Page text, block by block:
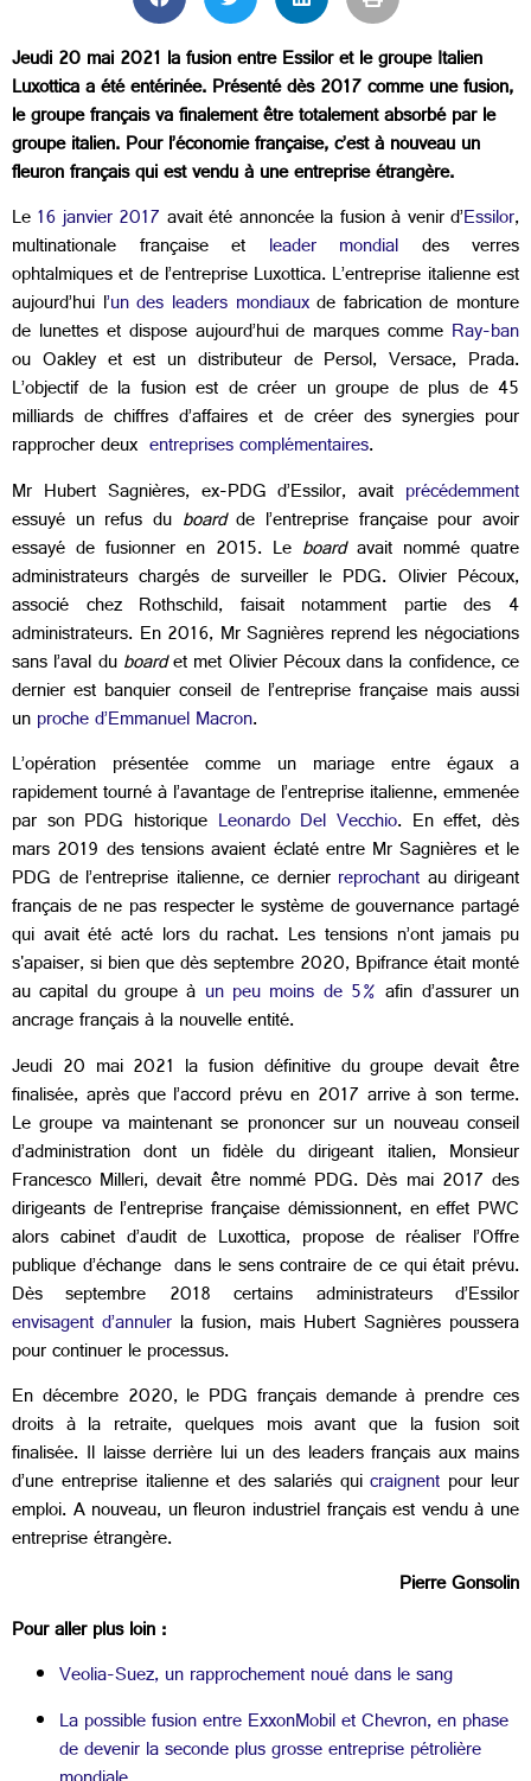
Jeudi 20 mai 2021 la fusion entre Essilor et le groupe Italien
Luxottica a été entérinée. Présenté dès 2017 comme une fusion,
le groupe français va finalement être totalement absorbé par le
groupe italien. Pour l’économie française, c’est à nouveau un
fleuron français qui est vendu à une entreprise étrangère.
Le16 janvier 2017 avait été annoncée la fusion à venir d’Essilor,
multinationale française et leader mondial des verres
ophtalmiques et de l’entreprise Luxottica. L’entreprise italienne est
aujourd’hui l’un des leaders mondiauxde fabrication de monture
de lunettes et dispose aujourd’hui de marques comme Ray-ban
ou Oakley et est un distributeur de Persol, Versace, Prada.
L’objectif de la fusion est de créer un groupe de plus de 45
milliards de chiffres d’affaires et de créer des synergies pour
rapprocher deux entreprises complémentaires.
Mr Hubert Sagnières, ex-PDG d’Essilor, avait précédemment
essuyé un refus du boardde l’entreprise française pour avoir
essayé de fusionner en 2015. Le boardavait nommé quatre
administrateurs chargés de surveiller le PDG. Olivier Pécoux,
associé chez Rothschild, faisait notamment partie des 4
administrateurs. En 2016, Mr Sagnières reprend les négociations
sans l’aval duboardet met Olivier Pécoux dans la confidence, ce
dernier est banquier conseil de l’entreprise française mais aussi
unproche d’Emmanuel Macron.
L’opération présentée comme un mariage entre égaux a
rapidement tourné à l’avantage de l’entreprise italienne, emmenée
par son PDG historique Leonardo Del Vecchio. En effet, dès
mars 2019 des tensions avaient éclaté entre Mr Sagnières et le
PDG de l’entreprise italienne, ce dernier reprochant au dirigeant
français de ne pas respecter le système de gouvernance partagé
qui avait été acté lors du rachat. Les tensions n’ont jamais pu
s'apaiser, si bien que dès septembre 2020, Bpifrance était monté
au capital du groupe à un peu moins de 5% afin d’assurer un
ancrage français à la nouvelle entité.
Jeudi 20 mai 2021 la fusion définitive du groupe devait être
finalisée, après que l’accord prévu en 2017 arrive à son terme.
Le groupe va maintenant se prononcer sur un nouveau conseil
d’administration dont un fidèle du dirigeant italien, Monsieur
Francesco Milleri, devait être nommé PDG. Dès mai 2017 des
dirigeants de l’entreprise française démissionnent, en effet PWC
alors cabinet d’audit de Luxottica, propose de réaliser l’Offre
publique d’échange dans le sens contraire de ce qui était prévu.
Dès septembre 2018 certains administrateurs d’Essilor
envisagent d’annuler la fusion, mais Hubert Sagnières poussera
pour continuer le processus.
En décembre 2020, le PDG français demande à prendre ces
droits à la retraite, quelques mois avant que la fusion soit
finalisée. Il laisse derrière lui un des leaders français aux mains
d’une entreprise italienne et des salariés quicraignent pour leur
emploi. A nouveau, un fleuron industriel français est vendu à une
entreprise étrangère.
Pierre Gonsolin
Pour aller plus loin :
Veolia-Suez, un rapprochement noué dans le sang
La possible fusion entre ExxonMobil et Chevron, en phase
de devenir la seconde plus grosse entreprise pétrolière